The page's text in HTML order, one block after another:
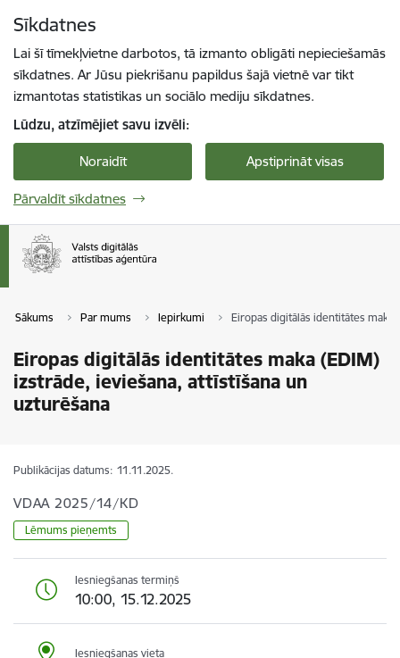
Sīkdatnes
Lai šī tīmekļvietne darbotos, tā izmanto obligāti nepieciešamās
sīkdatnes. Ar Jūsu piekrišanu papildus šajā vietnē var tikt
izmantotas statistikas un sociālo mediju sīkdatnes.
Lūdzu, atzīmējiet savu izvēli:
Noraidīt Apstiprināt visas
Pārvaldīt sīkdatnes
Sākums Par mums Iepirkumi Eiropas digitālās identitātes maka
Eiropas digitālās identitātes maka (EDIM)
izstrāde, ieviešana, attīstīšana un
uzturēšana
Publikācijas datums: 11.11.2025.
VDAA 2025/14/KD
Lēmums pieņemts
Iesniegšanas termiņš
10:00, 15.12.2025
Iesniegšanas vieta